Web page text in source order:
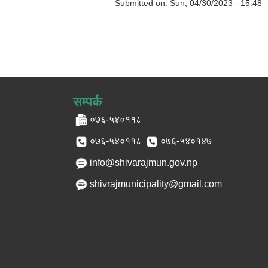
Submitted on: Sun, 04/30/2023 - 15:48
सम्पर्क
०७६-५४०११८
०७६-५४०११८ ०७६-५४०१४७
info@shivarajmun.gov.np
shivrajmunicipality@gmail.com